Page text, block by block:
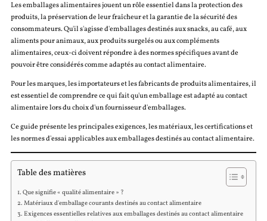
Les emballages alimentaires jouent un rôle essentiel dans la protection des
produits, la préservation de leur fraîcheur et la garantie de la sécurité des
consommateurs. Qu'il s'agisse d'emballages destinés aux snacks, au café, aux
aliments pour animaux, aux produits surgelés ou aux compléments
alimentaires, ceux-ci doivent répondre à des normes spécifiques avant de
pouvoir être considérés comme adaptés au contact alimentaire.
Pour les marques, les importateurs et les fabricants de produits alimentaires, il
est essentiel de comprendre ce qui fait qu'un emballage est adapté au contact
alimentaire lors du choix d'un fournisseur d'emballages.
Ce guide présente les principales exigences, les matériaux, les certifications et
les normes d'essai applicables aux emballages destinés au contact alimentaire.
Table des matières
Que signifie « qualité alimentaire » ?
Matériaux d'emballage courants destinés au contact alimentaire
Exigences essentielles relatives aux emballages destinés au contact alimentaire